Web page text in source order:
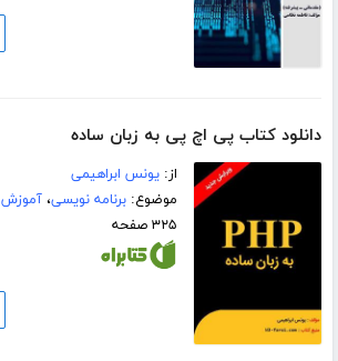
دانلود کتاب پی اچ پی به زبان ساده
از:یونس ابراهیمی
موضوع:برنامه نویسی،آموزش Php
۳۲۵ صفحه